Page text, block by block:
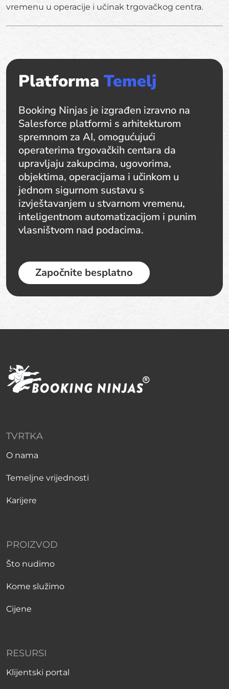
vremenu u operacije i učinak trgovačkog centra.
Platforma Temelj
Booking Ninjas je izgrađen izravno na
Salesforce platformi s arhitekturom
spremnom za AI, omogućujući
operaterima trgovačkih centara da
upravljaju zakupcima, ugovorima,
objektima, operacijama i učinkom u
jednom sigurnom sustavu s
izvještavanjem u stvarnom vremenu,
inteligentnom automatizacijom i punim
vlasništvom nad podacima.
Započnite besplatno
TVRTKA
O nama
Temeljne vrijednosti
Karijere
PROIZVOD
Što nudimo
Kome služimo
Cijene
RESURSI
Klijentski portal